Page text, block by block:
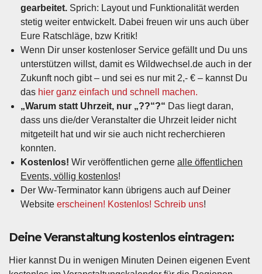
gearbeitet. Sprich: Layout und Funktionalität werden
stetig weiter entwickelt. Dabei freuen wir uns auch über
Eure Ratschläge, bzw Kritik!
Wenn Dir unser kostenloser Service gefällt und Du uns
unterstützen willst, damit es Wildwechsel.de auch in der
Zukunft noch gibt – und sei es nur mit 2,- € – kannst Du
das hier ganz einfach und schnell machen.
„Warum statt Uhrzeit, nur „??“?“ Das liegt daran,
dass uns die/der Veranstalter die Uhrzeit leider nicht
mitgeteilt hat und wir sie auch nicht recherchieren
konnten.
Kostenlos! Wir veröffentlichen gerne alle öffentlichen
Events, völlig kostenlos!
Der Ww-Terminator kann übrigens auch auf Deiner
Website erscheinen! Kostenlos! Schreib uns!
Deine Veranstaltung kostenlos eintragen:
Hier kannst Du in wenigen Minuten Deinen eigenen Event